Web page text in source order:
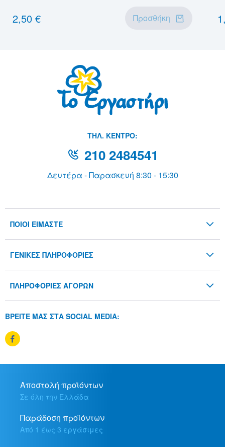
2,50 € Προσθήκη
THΛ. ΚΕΝΤΡΟ:
210 2484541
Δευτέρα - Παρασκευή 8:30 - 15:30
ΠΟΙΟΙ ΕΙΜΑΣΤΕ
Blog
ΓΕΝΙΚΕΣ ΠΛΗΡΟΦΟΡΙΕΣ
Προσωπικά Δεδομένα
ΠΛΗΡΟΦΟΡΙΕΣ ΑΓΟΡΩΝ
Τρόποι Αποστολής
Τρόποι Πληρωμής
ΒΡΕΙΤΕ ΜΑΣ ΣΤΑ SOCIAL MEDIA:
Αποστολή προϊόντων
Σε όλη την Ελλάδα
Παράδοση προϊόντων
Από 1 έως 3 εργάσιμες